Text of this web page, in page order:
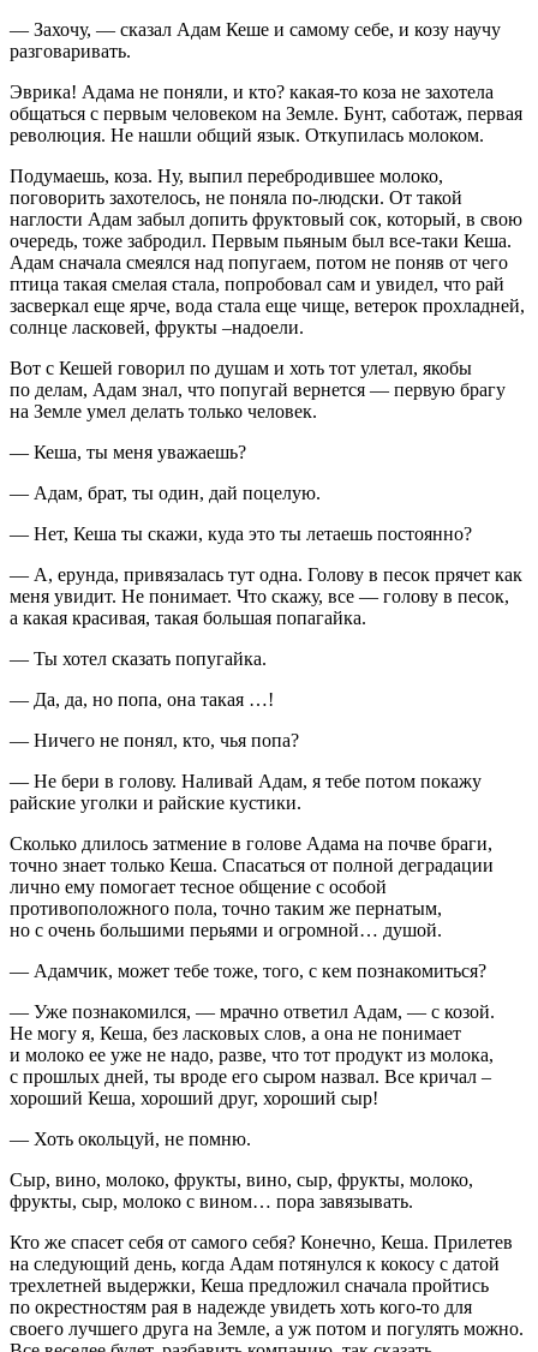
— Захочу, — сказал Адам Кеше и самому себе, и козу научу
разговаривать.
Эврика! Адама не поняли, и кто? какая-то коза не захотела
общаться с первым человеком на Земле. Бунт, саботаж, первая
революция. Не нашли общий язык. Откупилась молоком.
Подумаешь, коза. Ну, выпил перебродившее молоко,
поговорить захотелось, не поняла по-людски. От такой
наглости Адам забыл допить фруктовый сок, который, в свою
очередь, тоже забродил. Первым пьяным был все-таки Кеша.
Адам сначала смеялся над попугаем, потом не поняв от чего
птица такая смелая стала, попробовал сам и увидел, что рай
засверкал еще ярче, вода стала еще чище, ветерок прохладней,
солнце ласковей, фрукты –надоели.
Вот с Кешей говорил по душам и хоть тот улетал, якобы
по делам, Адам знал, что попугай вернется — первую брагу
на Земле умел делать только человек.
— Кеша, ты меня уважаешь?
— Адам, брат, ты один, дай поцелую.
— Нет, Кеша ты скажи, куда это ты летаешь постоянно?
— А, ерунда, привязалась тут одна. Голову в песок прячет как
меня увидит. Не понимает. Что скажу, все — голову в песок,
а какая красивая, такая большая попагайка.
— Ты хотел сказать попугайка.
— Да, да, но попа, она такая …!
— Ничего не понял, кто, чья попа?
— Не бери в голову. Наливай Адам, я тебе потом покажу
райские уголки и райские кустики.
Сколько длилось затмение в голове Адама на почве браги,
точно знает только Кеша. Спасаться от полной деградации
лично ему помогает тесное общение с особой
противоположного пола, точно таким же пернатым,
но с очень большими перьями и огромной… душой.
— Адамчик, может тебе тоже, того, с кем познакомиться?
— Уже познакомился, — мрачно ответил Адам, — с козой.
Не могу я, Кеша, без ласковых слов, а она не понимает
и молоко ее уже не надо, разве, что тот продукт из молока,
с прошлых дней, ты вроде его сыром назвал. Все кричал –
хороший Кеша, хороший друг, хороший сыр!
— Хоть окольцуй, не помню.
Сыр, вино, молоко, фрукты, вино, сыр, фрукты, молоко,
фрукты, сыр, молоко с вином… пора завязывать.
Кто же спасет себя от самого себя? Конечно, Кеша. Прилетев
на следующий день, когда Адам потянулся к кокосу с датой
трехлетней выдержки, Кеша предложил сначала пройтись
по окрестностям рая в надежде увидеть хоть кого-то для
своего лучшего друга на Земле, а уж потом и погулять можно.